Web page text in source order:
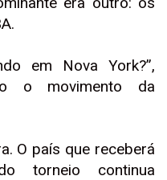
em Nova York?”,
o movimento da
O país que receberá
torneio continua